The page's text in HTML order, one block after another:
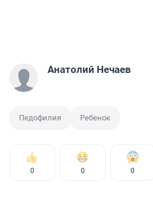
Анатолий Нечаев
Педофилия Ребенок
0 0 0